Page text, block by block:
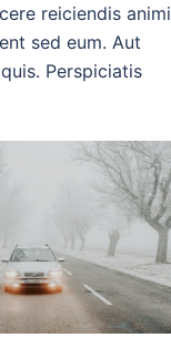
reiciendis animi
sed eum. Aut
Perspiciatis